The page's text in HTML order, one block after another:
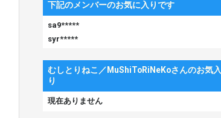
下記のメンバーのお気に入りです
sa9*****
syr*****
むしとりねこ／MuShiToRiNeKoさんのお気入
り
現在ありません